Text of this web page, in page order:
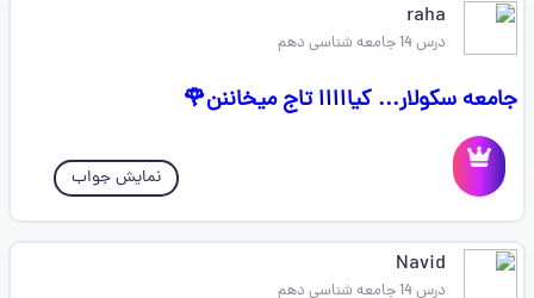
raha
درس 14 جامعه شناسی دهم
جامعه سکولار... کیااااا تاج میخاننن🌹
نمایش جواب
Navid
درس 14 جامعه شناسی دهم